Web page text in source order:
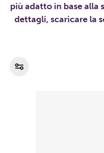
più adatto in base alla
dettagli, scaricare la